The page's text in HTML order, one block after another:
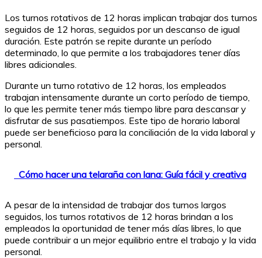
Los turnos rotativos de 12 horas implican trabajar dos turnos
seguidos de 12 horas, seguidos por un descanso de igual
duración. Este patrón se repite durante un período
determinado, lo que permite a los trabajadores tener días
libres adicionales.
Durante un turno rotativo de 12 horas, los empleados
trabajan intensamente durante un corto período de tiempo,
lo que les permite tener más tiempo libre para descansar y
disfrutar de sus pasatiempos. Este tipo de horario laboral
puede ser beneficioso para la conciliación de la vida laboral y
personal.
Cómo hacer una telaraña con lana: Guía fácil y creativa
A pesar de la intensidad de trabajar dos turnos largos
seguidos, los turnos rotativos de 12 horas brindan a los
empleados la oportunidad de tener más días libres, lo que
puede contribuir a un mejor equilibrio entre el trabajo y la vida
personal.